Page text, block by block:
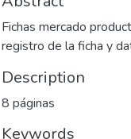
Fichas mercado
registro de la ficha y
Description
8 páginas
Keywords